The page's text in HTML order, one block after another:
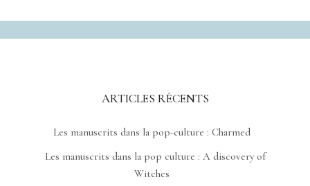
ARTICLES RÉCENTS
Les manuscrits dans la pop-culture : Charmed
Les manuscrits dans la pop culture : A discovery of
Witches